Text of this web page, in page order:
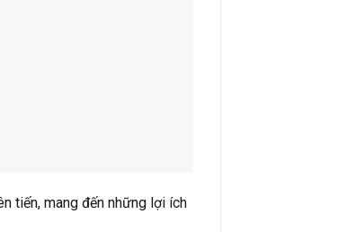
tiến, mang đến những lợi ích